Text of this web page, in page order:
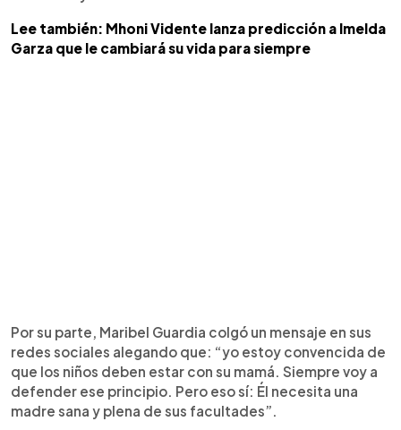
Lee también: Mhoni Vidente lanza predicción a Imelda
Garza que le cambiará su vida para siempre
Por su parte, Maribel Guardia colgó un mensaje en sus
redes sociales alegando que: “yo estoy convencida de
que los niños deben estar con su mamá. Siempre voy a
defender ese principio. Pero eso sí: Él necesita una
madre sana y plena de sus facultades”.